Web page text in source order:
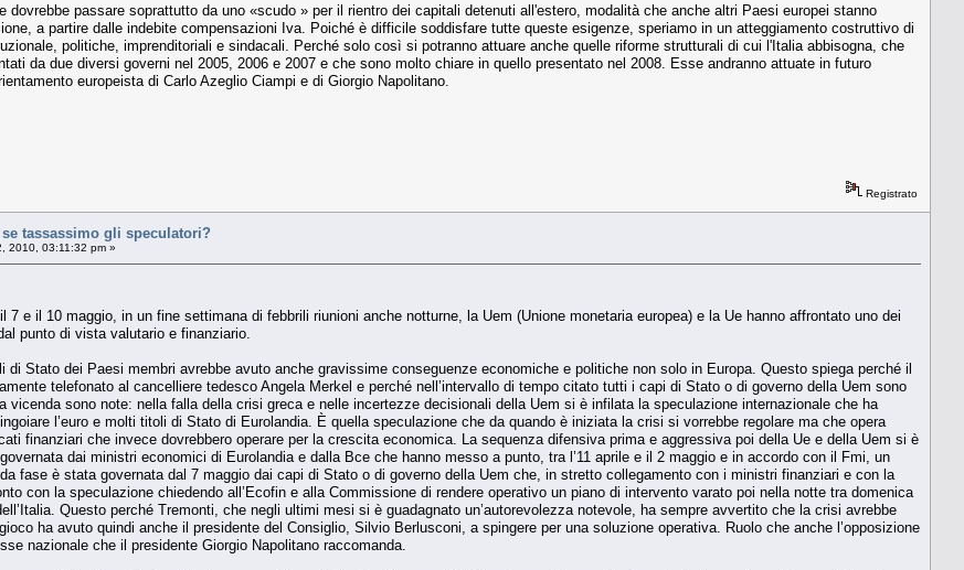
dovrebbe passa­re soprattutto da uno «scu­do » per il rientro dei capita­li detenuti all'estero, moda­lità che anche altri Paesi eu­ropei stanno
a partire dalle indebi­te compensazioni Iva. Poi­ché è difficile soddisfare tutte queste esigenze, spe­riamo in un atteggiamento costruttivo di
politiche, im­prenditoriali e sindacali. Perché solo così si potran­no attuare anche quelle ri­forme strutturali di cui l'Ita­lia abbisogna, che
da due diversi governi nel 2005, 2006 e 2007 e che sono molto chia­re in quello presentato nel 2008. Esse andranno attua­te in futuro
europeista di Carlo Azeglio Ciampi e di Giorgio Napolitano.
Registrato
tassassimo gli speculatori?
2010, 03:11:32 pm »
7 e il 10 maggio, in un fine settimana di febbrili riunioni anche notturne, la Uem (Unione monetaria europea) e la Ue hanno affrontato uno dei
punto di vista valutario e finanziario.
di Stato dei Paesi membri avrebbe avuto anche gravissime conseguenze economiche e politiche non solo in Europa. Questo spiega perché il
telefonato al cancelliere tedesco Angela Merkel e perché nell’intervallo di tempo citato tutti i capi di Stato o di governo della Uem sono
vicenda sono note: nella falla della crisi greca e nelle incertezze decisionali della Uem si è infilata la speculazione internazionale che ha
l’euro e molti titoli di Stato di Eurolandia. È quella speculazione che da quando è iniziata la crisi si vorrebbe regolare ma che opera
finanziari che invece dovrebbero operare per la crescita economica. La sequenza difensiva prima e aggressiva poi della Ue e della Uem si è
dai ministri economici di Eurolandia e dalla Bce che hanno messo a punto, tra l’11 aprile e il 2 maggio e in accordo con il Fmi, un
fase è stata governata dal 7 maggio dai capi di Stato o di governo della Uem che, in stretto collegamento con i ministri finanziari e con la
con la speculazione chiedendo all’Ecofin e alla Commissione di rendere operativo un piano di intervento varato poi nella notte tra domenica
Questo perché Tremonti, che negli ultimi mesi si è guadagnato un’autorevolezza notevole, ha sempre avvertito che la crisi avrebbe
ha avuto quindi anche il presidente del Consiglio, Silvio Berlusconi, a spingere per una soluzione operativa. Ruolo che anche l’opposizione
nazionale che il presidente Giorgio Napolitano raccomanda.